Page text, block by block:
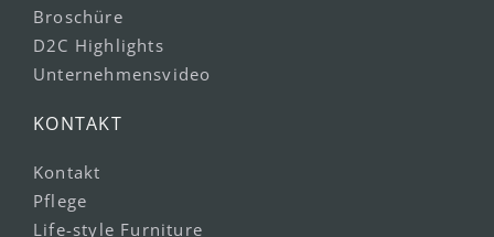
Broschüre
D2C Highlights
Unternehmensvideo
KONTAKT
Kontakt
Pflege
Life-style Furniture